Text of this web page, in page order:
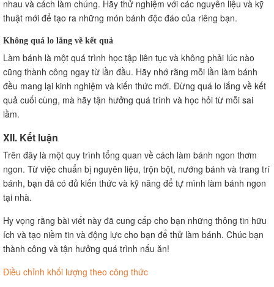
nhau và cách làm chúng. Hãy thử nghiệm với các nguyên liệu và kỹ
thuật mới để tạo ra những món bánh độc đáo của riêng bạn.
Không quá lo lắng về kết quả
Làm bánh là một quá trình học tập liên tục và không phải lúc nào
cũng thành công ngay từ lần đầu. Hãy nhớ rằng mỗi lần làm bánh
đều mang lại kinh nghiệm và kiến thức mới. Đừng quá lo lắng về kết
quả cuối cùng, mà hãy tận hưởng quá trình và học hỏi từ mỗi sai
lầm.
XII. Kết luận
Trên đây là một quy trình tổng quan về cách làm bánh ngon thơm
ngon. Từ việc chuẩn bị nguyên liệu, trộn bột, nướng bánh và trang trí
bánh, bạn đã có đủ kiến thức và kỹ năng để tự mình làm bánh ngon
tại nhà.
Hy vọng rằng bài viết này đã cung cấp cho bạn những thông tin hữu
ích và tạo niềm tin và động lực cho bạn để thử làm bánh. Chúc bạn
thành công và tận hưởng quá trình nấu ăn!
Điều chỉnh khối lượng theo công thức